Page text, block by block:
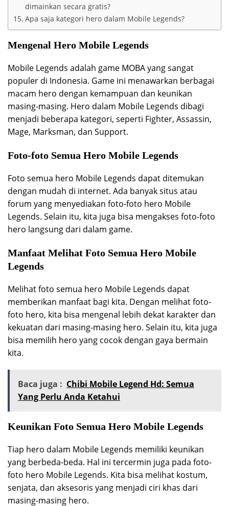
dimainkan secara gratis?
Apa saja kategori hero dalam Mobile Legends?
Mengenal Hero Mobile Legends
Mobile Legends adalah game MOBA yang sangat
populer di Indonesia. Game ini menawarkan berbagai
macam hero dengan kemampuan dan keunikan
masing-masing. Hero dalam Mobile Legends dibagi
menjadi beberapa kategori, seperti Fighter, Assassin,
Mage, Marksman, dan Support.
Foto-foto Semua Hero Mobile Legends
Foto semua hero Mobile Legends dapat ditemukan
dengan mudah di internet. Ada banyak situs atau
forum yang menyediakan foto-foto hero Mobile
Legends. Selain itu, kita juga bisa mengakses foto-foto
hero langsung dari dalam game.
Manfaat Melihat Foto Semua Hero Mobile
Legends
Melihat foto semua hero Mobile Legends dapat
memberikan manfaat bagi kita. Dengan melihat foto-
foto hero, kita bisa mengenal lebih dekat karakter dan
kekuatan dari masing-masing hero. Selain itu, kita juga
bisa memilih hero yang cocok dengan gaya bermain
kita.
Baca juga : Chibi Mobile Legend Hd: Semua
Yang Perlu Anda Ketahui
Keunikan Foto Semua Hero Mobile Legends
Tiap hero dalam Mobile Legends memiliki keunikan
yang berbeda-beda. Hal ini tercermin juga pada foto-
foto hero Mobile Legends. Kita bisa melihat kostum,
senjata, dan aksesoris yang menjadi ciri khas dari
masing-masing hero.